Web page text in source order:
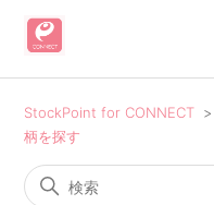
StockPoint for CONNECT
柄を探す